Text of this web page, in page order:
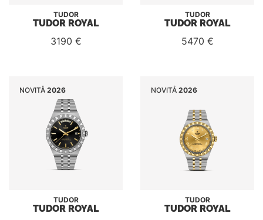
TUDOR
TUDOR ROYAL
3190 €
TUDOR
TUDOR ROYAL
5470 €
NOVITÅ 2026
TUDOR
TUDOR ROYAL
NOVITÅ 2026
TUDOR
TUDOR ROYAL